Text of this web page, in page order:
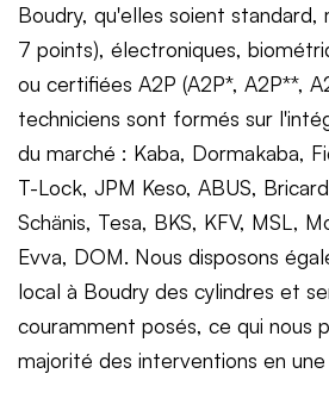
Boudry, qu'elles soient standard,
7 points), électroniques,
ou certifiées A2P (A2P*, A2P**,
techniciens sont formés sur
du marché : Kaba, Dormakaba,
T-Lock, JPM Keso, ABUS,
Schänis, Tesa, BKS, KFV, MSL,
Evva, DOM. Nous disposons
local à Boudry des cylindres et
couramment posés, ce qui nous
majorité des interventions en